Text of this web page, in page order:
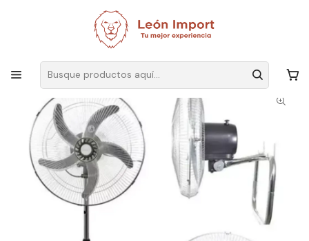
Envíos GRATIS
Ventiladores y Humificadores
Ventilador Industrial Metalico 18 Alta Potencia 3 En 1